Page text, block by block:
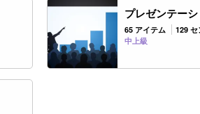
プレゼンテー
65 アイテム 129 セ
中上級